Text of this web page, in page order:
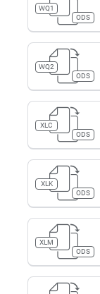
WQ1
ODS
WQ2
ODS
XLC
ODS
XLK
ODS
XLM
ODS